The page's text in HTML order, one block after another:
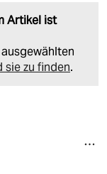
Artikel ist
sie zu finden.